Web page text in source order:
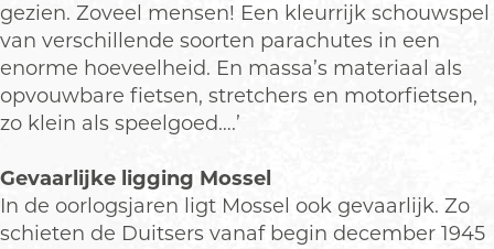
gezien. Zoveel mensen! Een kleurrijk schouwspel
van verschillende soorten parachutes in een
enorme hoeveelheid. En massa’s materiaal als
opvouwbare fietsen, stretchers en motorfietsen,
zo klein als speelgoed….’
Gevaarlijke ligging Mossel
In de oorlogsjaren ligt Mossel ook gevaarlijk. Zo
schieten de Duitsers vanaf begin december 1945